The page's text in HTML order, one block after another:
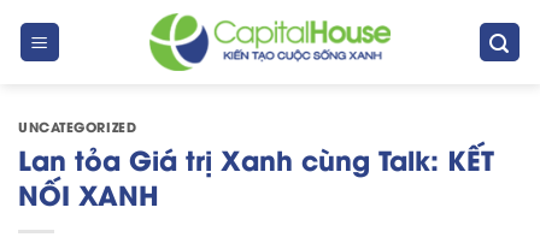
UNCATEGORIZED
Lan tỏa Giá trị Xanh cùng Talk: KẾT
NỐI XANH